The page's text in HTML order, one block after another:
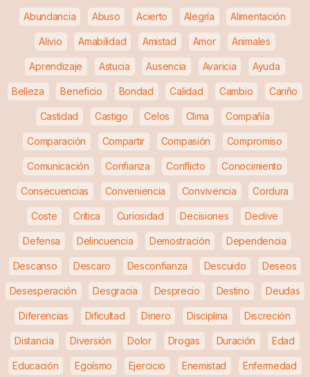
Abundancia Abuso Acierto Alegría Alimentación
Alivio Amabilidad Amistad Amor Animales
Aprendizaje Astucia Ausencia Avaricia Ayuda
Belleza Beneficio Bondad Calidad Cambio Cariño
Castidad Castigo Celos Clima Compañía
Comparación Compartir Compasión Compromiso
Comunicación Confianza Conflicto Conocimiento
Consecuencias Conveniencia Convivencia Cordura
Coste Crítica Curiosidad Decisiones Declive
Defensa Delincuencia Demostración Dependencia
Descanso Descaro Desconfianza Descuido Deseos
Desesperación Desgracia Desprecio Destino Deudas
Diferencias Dificultad Dinero Disciplina Discreción
Distancia Diversión Dolor Drogas Duración Edad
Educación Egoísmo Ejercicio Enemistad Enfermedad